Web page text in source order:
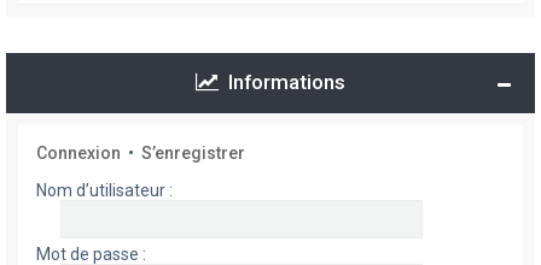
Informations
Connexion • S’enregistrer
Nom d’utilisateur :
Mot de passe :